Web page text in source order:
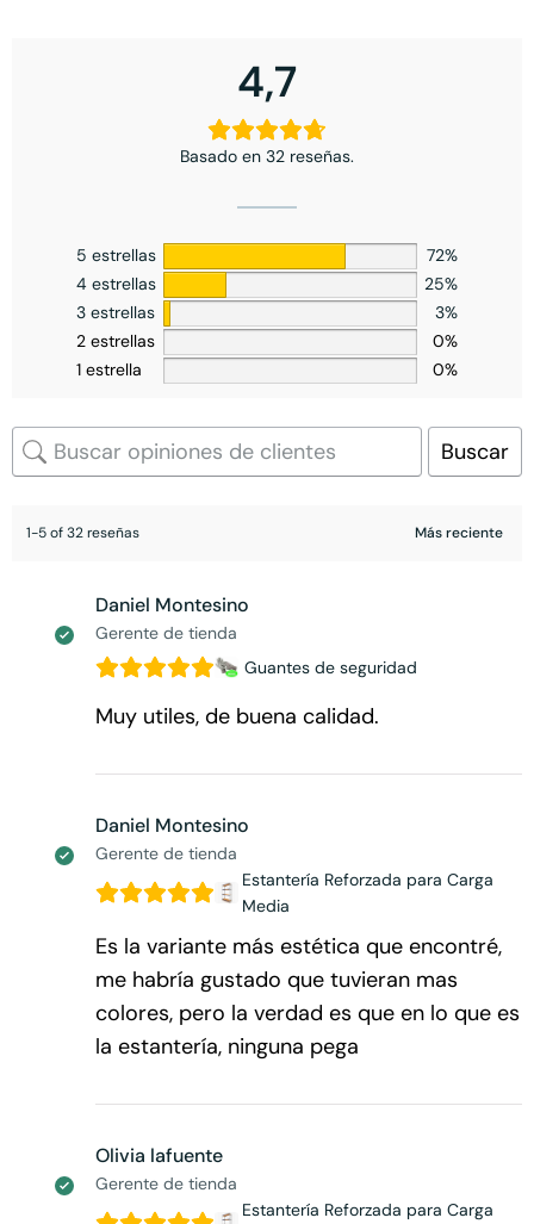
4,7
Basado en 32 reseñas.
5 estrellas
72%
4 estrellas
25%
3 estrellas
3%
2 estrellas
0%
1 estrella
0%
Buscar
1-5 of 32 reseñas
Daniel Montesino
Gerente de tienda
Guantes de seguridad
Muy utiles, de buena calidad.
Daniel Montesino
Gerente de tienda
Estantería Reforzada para Carga
Media
Es la variante más estética que encontré,
me habría gustado que tuvieran mas
colores, pero la verdad es que en lo que es
la estantería, ninguna pega
Olivia lafuente
Gerente de tienda
Estantería Reforzada para Carga